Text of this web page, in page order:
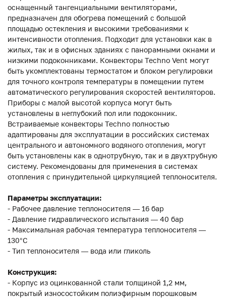
оснащенный тангенциальными вентиляторами,
предназначен для обогрева помещений с большой
площадью остекления и высокими требованиями к
интенсивности отопления. Подходит для установки как в
жилых, так и в офисных зданиях с панорамными окнами и
низкими подоконниками. Конвекторы Techno Vent могут
быть укомплектованы термостатом и блоком регулировки
для точного контроля температуры в помещении путем
автоматического регулирования скоростей вентиляторов.
Приборы с малой высотой корпуса могут быть
установлены в неглубокий пол или подоконник.
Встраиваемые конвекторы Techno полностью
адаптированы для эксплуатации в российских системах
центрального и автономного водяного отопления, могут
быть установлены как в однотрубную, так и в двухтрубную
систему. Рекомендованы для применения в системах
отопления с принудительной циркуляцией теплоносителя.
Параметры эксплуатации:
- Рабочее давление теплоносителя — 16 бар
- Давление гидравлического испытания — 40 бар
- Максимальная рабочая температура теплоносителя —
130°С
- Тип теплоносителя — вода или гликоль
Конструкция:
- Корпус из оцинкованной стали толщиной 1,2 мм,
покрытый износостойким полиэфирным порошковым